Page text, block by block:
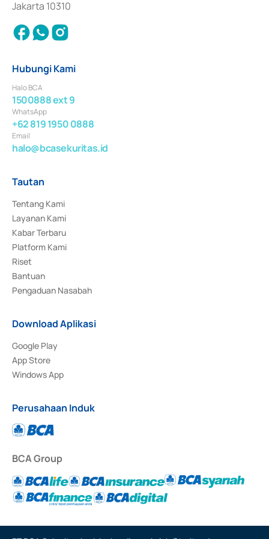
Jakarta 10310
Hubungi Kami
Halo BCA
1500888 ext 9
WhatsApp
+62 819 1950 0888
Email
halo@bcasekuritas.id
Tautan
Tentang Kami
Layanan Kami
Kabar Terbaru
Platform Kami
Riset
Bantuan
Pengaduan Nasabah
Download Aplikasi
Google Play
App Store
Windows App
Perusahaan Induk
BCA Group